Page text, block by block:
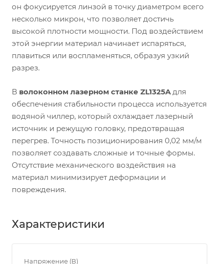
он фокусируется линзой в точку диаметром всего
несколько микрон, что позволяет достичь
высокой плотности мощности. Под воздействием
этой энергии материал начинает испаряться,
плавиться или воспламеняться, образуя узкий
разрез.
В волоконном лазерном станке ZL1325Aдля
обеспечения стабильности процесса используется
водяной чиллер, который охлаждает лазерный
источник и режущую головку, предотвращая
перегрев. Точность позиционирования 0,02 мм/м
позволяет создавать сложные и точные формы.
Отсутствие механического воздействия на
материал минимизирует деформации и
повреждения.
Характеристики
Напряжение (В)